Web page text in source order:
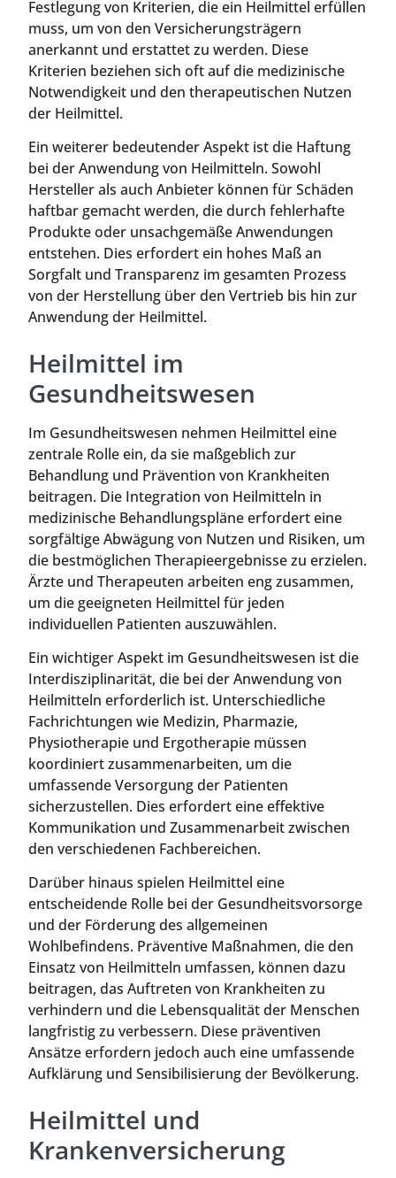
Festlegung von Kriterien, die ein Heilmittel erfüllen
muss, um von den Versicherungsträgern
anerkannt und erstattet zu werden. Diese
Kriterien beziehen sich oft auf die medizinische
Notwendigkeit und den therapeutischen Nutzen
der Heilmittel.
Ein weiterer bedeutender Aspekt ist die Haftung
bei der Anwendung von Heilmitteln. Sowohl
Hersteller als auch Anbieter können für Schäden
haftbar gemacht werden, die durch fehlerhafte
Produkte oder unsachgemäße Anwendungen
entstehen. Dies erfordert ein hohes Maß an
Sorgfalt und Transparenz im gesamten Prozess
von der Herstellung über den Vertrieb bis hin zur
Anwendung der Heilmittel.
Heilmittel im
Gesundheitswesen
Im Gesundheitswesen nehmen Heilmittel eine
zentrale Rolle ein, da sie maßgeblich zur
Behandlung und Prävention von Krankheiten
beitragen. Die Integration von Heilmitteln in
medizinische Behandlungspläne erfordert eine
sorgfältige Abwägung von Nutzen und Risiken, um
die bestmöglichen Therapieergebnisse zu erzielen.
Ärzte und Therapeuten arbeiten eng zusammen,
um die geeigneten Heilmittel für jeden
individuellen Patienten auszuwählen.
Ein wichtiger Aspekt im Gesundheitswesen ist die
Interdisziplinarität, die bei der Anwendung von
Heilmitteln erforderlich ist. Unterschiedliche
Fachrichtungen wie Medizin, Pharmazie,
Physiotherapie und Ergotherapie müssen
koordiniert zusammenarbeiten, um die
umfassende Versorgung der Patienten
sicherzustellen. Dies erfordert eine effektive
Kommunikation und Zusammenarbeit zwischen
den verschiedenen Fachbereichen.
Darüber hinaus spielen Heilmittel eine
entscheidende Rolle bei der Gesundheitsvorsorge
und der Förderung des allgemeinen
Wohlbefindens. Präventive Maßnahmen, die den
Einsatz von Heilmitteln umfassen, können dazu
beitragen, das Auftreten von Krankheiten zu
verhindern und die Lebensqualität der Menschen
langfristig zu verbessern. Diese präventiven
Ansätze erfordern jedoch auch eine umfassende
Aufklärung und Sensibilisierung der Bevölkerung.
Heilmittel und
Krankenversicherung